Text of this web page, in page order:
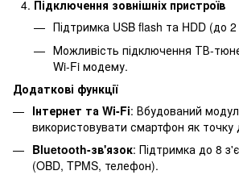
Підключення зовнішніх пристроїв
Підтримка USB flash та HDD (до
Можливість підключення ТВ-
Wi-Fi модему.
Додаткові функції
Інтернет та Wi-Fi: Вбудований
використовувати смартфон як точку
Bluetooth-зв'язок: Підтримка до 8
(OBD, TPMS, телефон).